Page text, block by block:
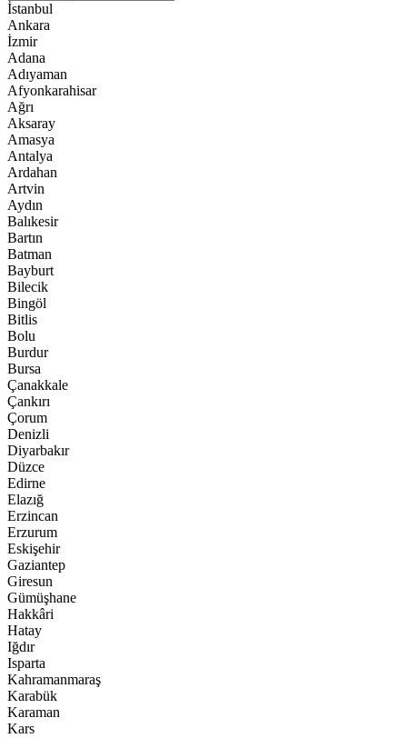
İstanbul
Ankara
İzmir
Adana
Adıyaman
Afyonkarahisar
Ağrı
Aksaray
Amasya
Antalya
Ardahan
Artvin
Aydın
Balıkesir
Bartın
Batman
Bayburt
Bilecik
Bingöl
Bitlis
Bolu
Burdur
Bursa
Çanakkale
Çankırı
Çorum
Denizli
Diyarbakır
Düzce
Edirne
Elazığ
Erzincan
Erzurum
Eskişehir
Gaziantep
Giresun
Gümüşhane
Hakkâri
Hatay
Iğdır
Isparta
Kahramanmaraş
Karabük
Karaman
Kars